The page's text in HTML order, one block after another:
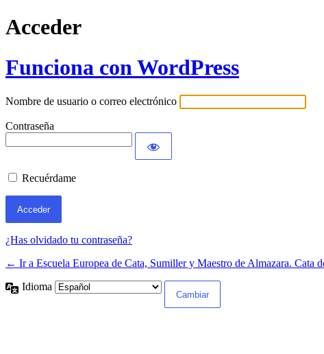
Acceder
Funciona con WordPress
Nombre de usuario o correo electrónico
Contraseña
Recuérdame
¿Has olvidado tu contraseña?
← Ir a Escuela Europea de Cata, Sumiller y Maestro de Almazara. Cata
Idioma